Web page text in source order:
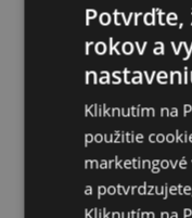
Potvrďte,
rokov a
Kliknutím na
použitie
a